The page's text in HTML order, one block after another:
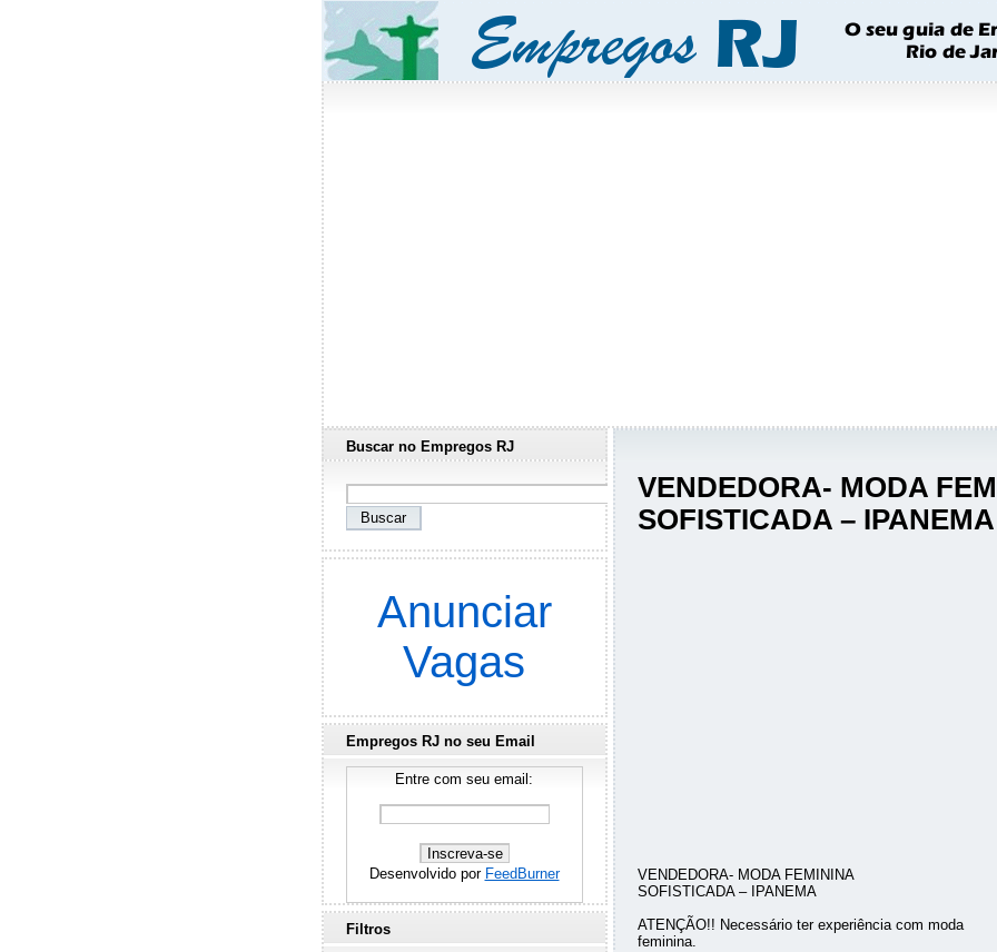
VENDEDORA- MODA
SOFISTICADA – IPANEMA
VENDEDORA- MODA FEMININA
SOFISTICADA – IPANEMA
ATENÇÃO!! Necessário ter experiência com moda
feminina.
Buscar no Empregos RJ
Anunciar
Vagas
Empregos RJ no seu Email
Entre com seu email:
Desenvolvido por FeedBurner
Filtros